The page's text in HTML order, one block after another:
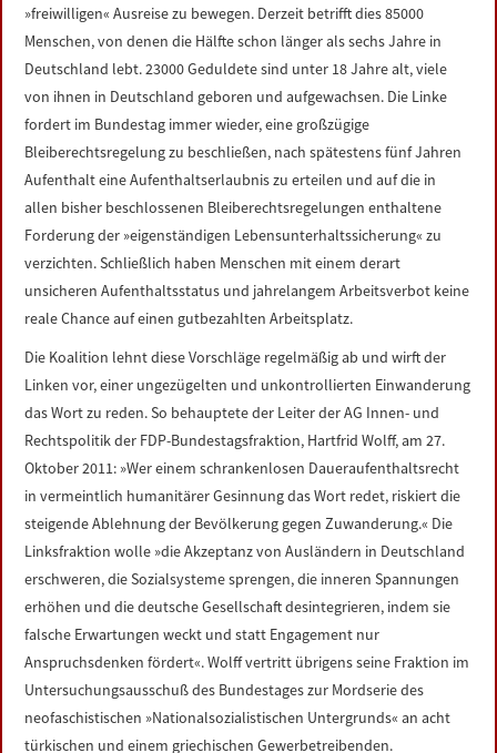
»freiwilligen« Ausreise zu bewegen. Derzeit betrifft dies 85000
Menschen, von denen die Hälfte schon länger als sechs Jahre in
Deutschland lebt. 23000 Geduldete sind unter 18 Jahre alt, viele
von ihnen in Deutschland geboren und aufgewachsen. Die Linke
fordert im Bundestag immer wieder, eine großzügige
Bleiberechtsregelung zu beschließen, nach spätestens fünf Jahren
Aufenthalt eine Aufenthaltserlaubnis zu erteilen und auf die in
allen bisher beschlossenen Bleiberechtsregelungen enthaltene
Forderung der »eigenständigen Lebensunterhaltssicherung« zu
verzichten. Schließlich haben Menschen mit einem derart
unsicheren Aufenthaltsstatus und jahrelangem Arbeitsverbot keine
reale Chance auf einen gutbezahlten Arbeitsplatz.
Die Koalition lehnt diese Vorschläge regelmäßig ab und wirft der
Linken vor, einer ungezügelten und unkontrollierten Einwanderung
das Wort zu reden. So behauptete der Leiter der AG Innen- und
Rechtspolitik der FDP-Bundestagsfraktion, Hartfrid Wolff, am 27.
Oktober 2011: »Wer einem schrankenlosen Daueraufenthaltsrecht
in vermeintlich humanitärer Gesinnung das Wort redet, riskiert die
steigende Ablehnung der Bevölkerung gegen Zuwanderung.« Die
Linksfraktion wolle »die Akzeptanz von Ausländern in Deutschland
erschweren, die Sozialsysteme sprengen, die inneren Spannungen
erhöhen und die deutsche Gesellschaft desintegrieren, indem sie
falsche Erwartungen weckt und statt Engagement nur
Anspruchsdenken fördert«. Wolff vertritt übrigens seine Fraktion im
Untersuchungsausschuß des Bundestages zur Mordserie des
neofaschistischen »Nationalsozialistischen Untergrunds« an acht
türkischen und einem griechischen Gewerbetreibenden.